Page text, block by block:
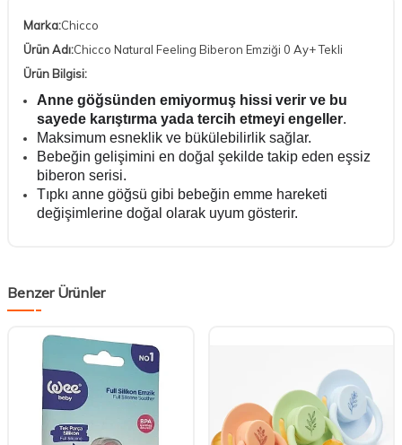
Marka:Chicco
Ürün Adı:Chicco Natural Feeling Biberon Emziği 0 Ay+ Tekli
Ürün Bilgisi:
Anne göğsünden emiyormuş hissi verir ve bu
sayede karıştırma yada tercih etmeyi engeller.
Maksimum esneklik ve bükülebilirlik sağlar.
Bebeğin gelişimini en doğal şekilde takip eden eşsiz
biberon serisi.
Tıpkı anne göğsü gibi bebeğin emme hareketi
değişimlerine doğal olarak uyum gösterir.
Benzer Ürünler